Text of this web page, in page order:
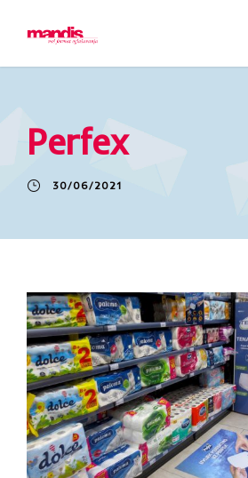
Perfex
30/06/2021